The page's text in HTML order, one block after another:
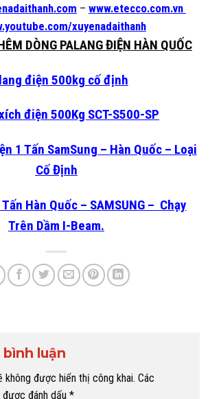
– www.etecco.com.vn
xuyenadaithanh
DÒNG PALANG ĐIỆN HÀN QUỐC
điện 500kg cố định
điện 500Kg SCT-S500-SP
1 Tấn SamSung – Hàn Quốc – Loại
Cố Định
Hàn Quốc – SAMSUNG – Chạy
Trên Dầm I-Beam.
luận
không được hiển thị công khai. Các
đánh dấu *